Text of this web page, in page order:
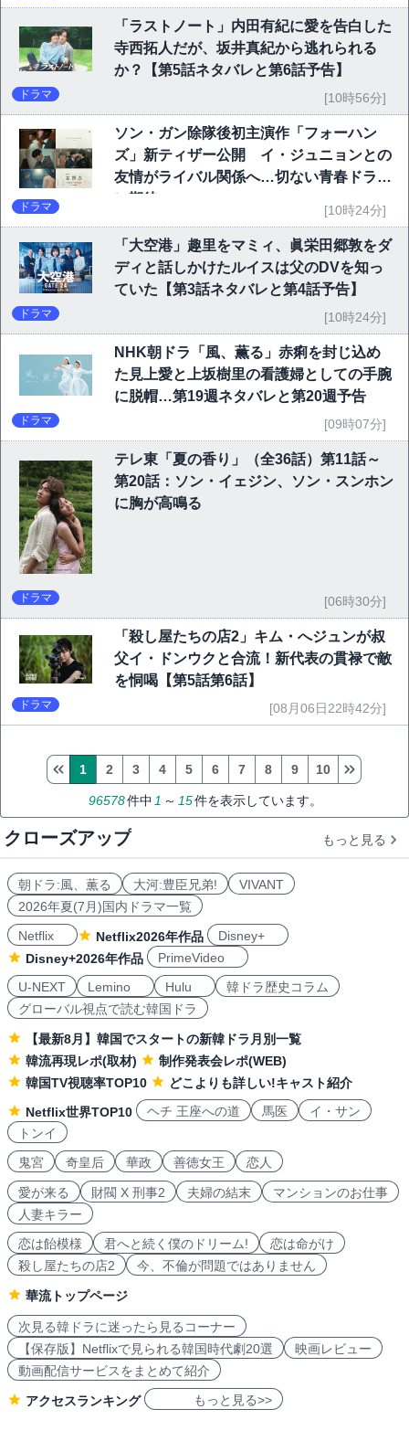
「ラストノート」内田有紀に愛を告白した
寺西拓人だが、坂井真紀から逃れられる
か？【第5話ネタバレと第6話予告】
ドラマ [10時56分]
ソン・ガン除隊後初主演作「フォーハン
ズ」新ティザー公開 イ・ジュニョンとの
友情がライバル関係へ…切ない青春ドラマ
に期待
ドラマ [10時24分]
「大空港」趣里をマミィ、眞栄田郷敦をダ
ディと話しかけたルイスは父のDVを知っ
ていた【第3話ネタバレと第4話予告】
ドラマ [10時24分]
NHK朝ドラ「風、薫る」赤痢を封じ込め
た見上愛と上坂樹里の看護婦としての手腕
に脱帽…第19週ネタバレと第20週予告
ドラマ [09時07分]
テレ東「夏の香り」（全36話）第11話～
第20話：ソン・イェジン、ソン・スンホン
に胸が高鳴る
ドラマ [06時30分]
「殺し屋たちの店2」キム・へジュンが叔
父イ・ドンウクと合流！新代表の貫禄で敵
を恫喝【第5話第6話】
ドラマ [08月06日22時42分]
96578件中 1 ～ 15件を表示しています。
1 2 3 4 5 6 7 8 9 10
クローズアップ もっと見る
朝ドラ:風、薫る 大河:豊臣兄弟!
VIVANT
2026年夏(7月)国内ドラマ一覧
Netflix
Netflix2026年作品
Disney+
Disney+2026年作品
PrimeVideo
U-NEXT
Lemino Hulu
韓ドラ歴史コラム
グローバル視点で読む韓国ドラ
【最新8月】韓国でスタートの新韓ドラ月別一覧
韓流再現レポ(取材)
制作発表会レポ(WEB)
韓国TV視聴率TOP10
どこよりも詳しい!キャスト紹介
Netflix世界TOP10
ヘチ 王座への道 馬医
イ・サン
トンイ
鬼宮
奇皇后 華政 善徳女王 恋人
愛が来る 財閥 X 刑事2 夫婦の結末
マンションのお仕事
人妻キラー
恋は飴模様
君へと続く僕のドリーム!
恋は命がけ
殺し屋たちの店2
今、不倫が問題ではありません
華流トップページ
次見る韓ドラに迷ったら見るコーナー
【保存版】Netflixで見られる韓国時代劇20選
映画レビュー
動画配信サービスをまとめて紹介
アクセスランキング もっと見る>>